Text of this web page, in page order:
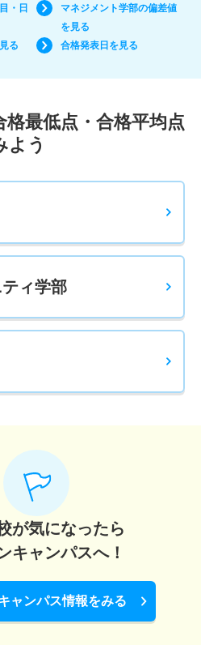
・日
マネジメント学部の偏差値
を見る
る
合格発表日を見る
格最低点・合格平均点
よう
ィ学部
が気になったら
キャンパスへ！
ャンパス情報をみる